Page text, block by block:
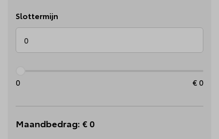
Slottermijn
0 € 0
Maandbedrag: € 0